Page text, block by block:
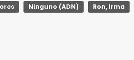
Ninguno (ADN) Ron, Irma